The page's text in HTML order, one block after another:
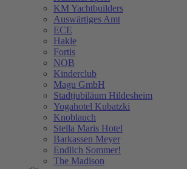
KM Yachtbuilders
Auswärtiges Amt
ECE
Hakle
Fortis
NOB
Kinderclub
Magu GmbH
Stadtjubiläum Hildesheim
Yogahotel Kubatzki
Knoblauch
Stella Maris Hotel
Barkassen Meyer
Endlich Sommer!
The Madison